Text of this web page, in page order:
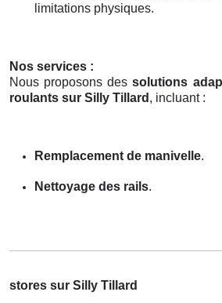
limitations physiques.
Nos services :
Nous proposons dessolutions
roulants sur Silly Tillard , incluant :
Remplacement de manivelle.
Nettoyage des rails.
stores sur Silly Tillard